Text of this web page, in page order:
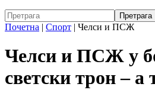
Почетна | Спорт | Челси и ПСЖ
Челси и ПСЖ у
светски трон – а